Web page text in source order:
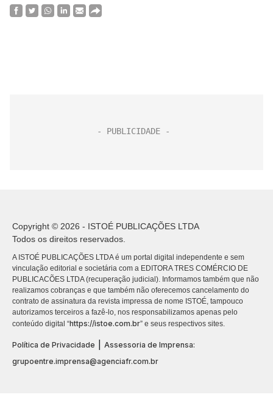
Copyright © 2026 - ISTOÉ PUBLICAÇÕES LTDA
Todos os direitos reservados.
A ISTOÉ PUBLICAÇÕES LTDA é um portal digital independente e sem
vinculação editorial e societária com a EDITORA TRES COMÉRCIO DE
PUBLICACÕES LTDA (recuperação judicial). Informamos também que não
realizamos cobranças e que também não oferecemos cancelamento do
contrato de assinatura da revista impressa de nome ISTOÉ, tampouco
autorizamos terceiros a fazê-lo, nos responsabilizamos apenas pelo
conteúdo digital “https://istoe.com.br” e seus respectivos sites.
Política de Privacidade
Assessoria de Imprensa:
grupoentre.imprensa@agenciafr.com.br